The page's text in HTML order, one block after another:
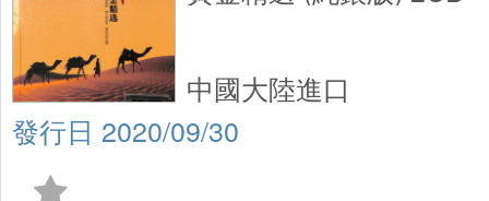
2020/09/30
中國大陸進口